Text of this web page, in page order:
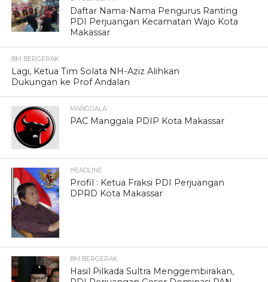
Daftar Nama-Nama Pengurus Ranting
PDI Perjuangan Kecamatan Wajo Kota
Makassar
BM BERGERAK
Lagi, Ketua Tim Solata NH-Aziz Alihkan
Dukungan ke Prof Andalan
MANGGALA
PAC Manggala PDIP Kota Makassar
HEADLINE
Profil : Ketua Fraksi PDI Perjuangan
DPRD Kota Makassar
BM BERGERAK
Hasil Pilkada Sultra Menggembirakan,